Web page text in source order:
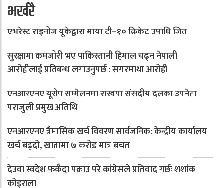
भर्खरै
एभरेस्ट राइनोज यूकेद्वारा माया टी–१० क्रिकेट उपाधि जित
सुरक्षामा कमजोरी भए पाकिस्तानी हिमाल चढ्न नेपाली
आरोहीलाई प्रतिबन्ध लगाउनुपर्छ : सगरमाथा आरोही
एनआरएनए यूरोप सम्मेलनमा रास्वपा संसदीय दलका उपनेता
पराजुली प्रमुख अतिथि
एनआरएनए त्रैमासिक खर्च विवरण सार्वजनिक: केन्द्रीय कार्यालय
खर्च बढ्दो, खातामा ७ करोड मात्र बचत
देउवा स्वदेश फर्कँदा पक्राउ परे कांग्रेसले प्रतिवाद गर्छः शशांक
कोइराला